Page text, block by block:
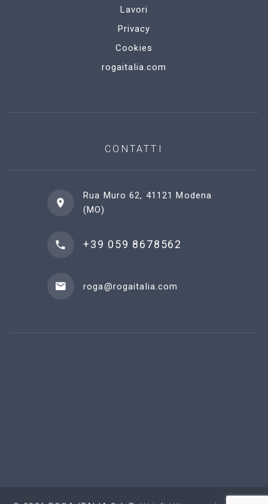
Lavori
Privacy
Cookies
rogaitalia.com
CONTATTI
Rua Muro 62, 41121 Modena
(MO)
+39 059 8678562
roga@rogaitalia.com